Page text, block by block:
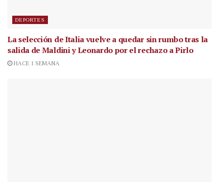
DEPORTES
La selección de Italia vuelve a quedar sin rumbo tras la
salida de Maldini y Leonardo por el rechazo a Pirlo
HACE 1 SEMANA